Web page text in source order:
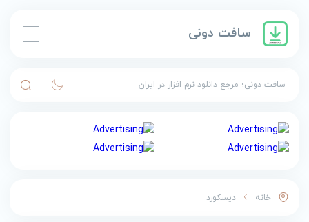
سافت دونی
سافت دونی؛ مرجع دانلود نرم افزار در ایران
خانه دیسکورد